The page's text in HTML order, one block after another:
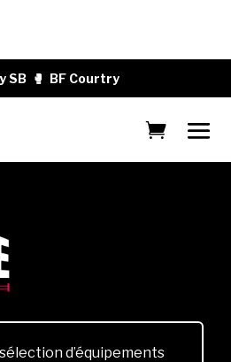
SB 🥊 BF Courtry
d’équipements